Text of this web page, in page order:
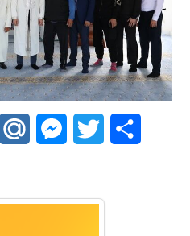
VK Mail.Ru Messenger
Twitter